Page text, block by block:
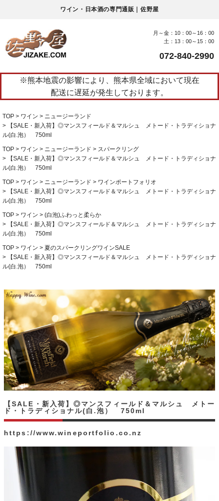
ワイン・日本酒の専門通販｜佐野屋
月～金：10：00～16：00
土：13：00～15：00
072-840-2990
※熊本地震の影響により、熊本県全域において現在
配送に遅延が発生しております。
TOP ワイン
ニュージーランド
【SALE・新入荷】◎マンスフィールド＆マルシュ メトード・トラディショナ
ル(白.泡） 750ml
TOP ワイン ニュージーランド
スパークリング
【SALE・新入荷】◎マンスフィールド＆マルシュ メトード・トラディショナ
ル(白.泡） 750ml
TOP ワイン ニュージーランド
ワインポートフォリオ
【SALE・新入荷】◎マンスフィールド＆マルシュ メトード・トラディショナ
ル(白.泡） 750ml
TOP ワイン
(白泡)ふわっと柔らか
【SALE・新入荷】◎マンスフィールド＆マルシュ メトード・トラディショナ
ル(白.泡） 750ml
TOP ワイン
夏のスパークリングワインSALE
【SALE・新入荷】◎マンスフィールド＆マルシュ メトード・トラディショナ
ル(白.泡） 750ml
https://www.wineportfolio.co.nz
【SALE・新入荷】◎マンスフィールド＆マルシュ メトー
ド・トラディショナル(白.泡） 750ml